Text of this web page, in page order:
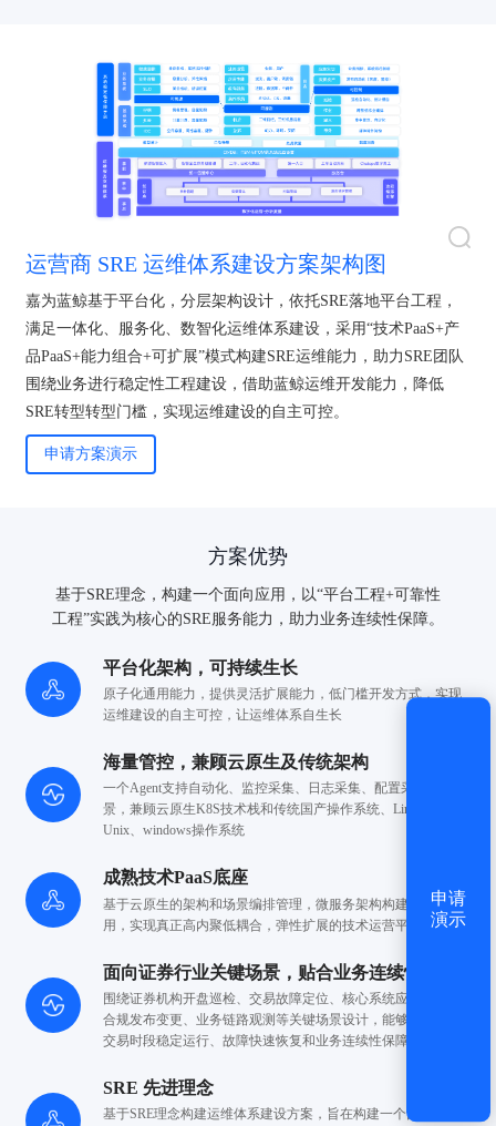
运营商 SRE 运维体系建设方案架构图
嘉为蓝鲸基于平台化，分层架构设计，依托SRE落地平台工程，
满足一体化、服务化、数智化运维体系建设，采用“技术PaaS+产
品PaaS+能力组合+可扩展”模式构建SRE运维能力，助力SRE团队
围绕业务进行稳定性工程建设，借助蓝鲸运维开发能力，降低
SRE转型转型门槛，实现运维建设的自主可控。
申请方案演示
方案优势
基于SRE理念，构建一个面向应用，以“平台工程+可靠性
工程”实践为核心的SRE服务能力，助力业务连续性保障。
平台化架构，可持续生长
原子化通用能力，提供灵活扩展能力，低门槛开发方式，实现
运维建设的自主可控，让运维体系自生长
海量管控，兼顾云原生及传统架构
一个Agent支持自动化、监控采集、日志采集、配置采集全场
景，兼顾云原生K8S技术栈和传统国产操作系统、Linux、
Unix、windows操作系统
成熟技术PaaS底座
基于云原生的架构和场景编排管理，微服务架构构建场景应
用，实现真正高内聚低耦合，弹性扩展的技术运营平台
面向证券行业关键场景，贴合业务连续性要求
围绕证券机构开盘巡检、交易故障定位、核心系统应急切换、
合规发布变更、业务链路观测等关键场景设计，能够有效支撑
交易时段稳定运行、故障快速恢复和业务连续性保障。
SRE 先进理念
基于SRE理念构建运维体系建设方案，旨在构建一个面向应
验证码登录 密码登录
获取验证码
登录
申请
演示